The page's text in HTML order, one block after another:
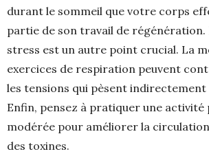
durant le sommeil que votre corps
partie de son travail de régénération.
stress est un autre point crucial. La
exercices de respiration peuvent
les tensions qui pèsent
Enfin, pensez à pratiquer une activité
modérée pour améliorer la
des toxines.